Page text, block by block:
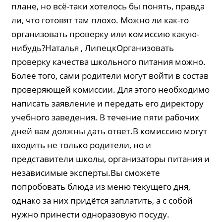
плане, но всё-таки хотелось бы понять, правда
ли, что готовят там плохо. Можно ли как-то
организовать проверку или комиссию какую-
нибудь?Наталья , ЛипецкОрганизовать
проверку качества школьного питания можно.
Более того, сами родители могут войти в состав
проверяющей комиссии. Для этого необходимо
написать заявление и передать его директору
учебного заведения. В течение пяти рабочих
дней вам должны дать ответ.В комиссию могут
входить не только родители, но и
представители школы, организаторы питания и
независимые эксперты.Вы сможете
попробовать блюда из меню текущего дня,
однако за них придётся заплатить, а с собой
нужно принести одноразовую посуду.